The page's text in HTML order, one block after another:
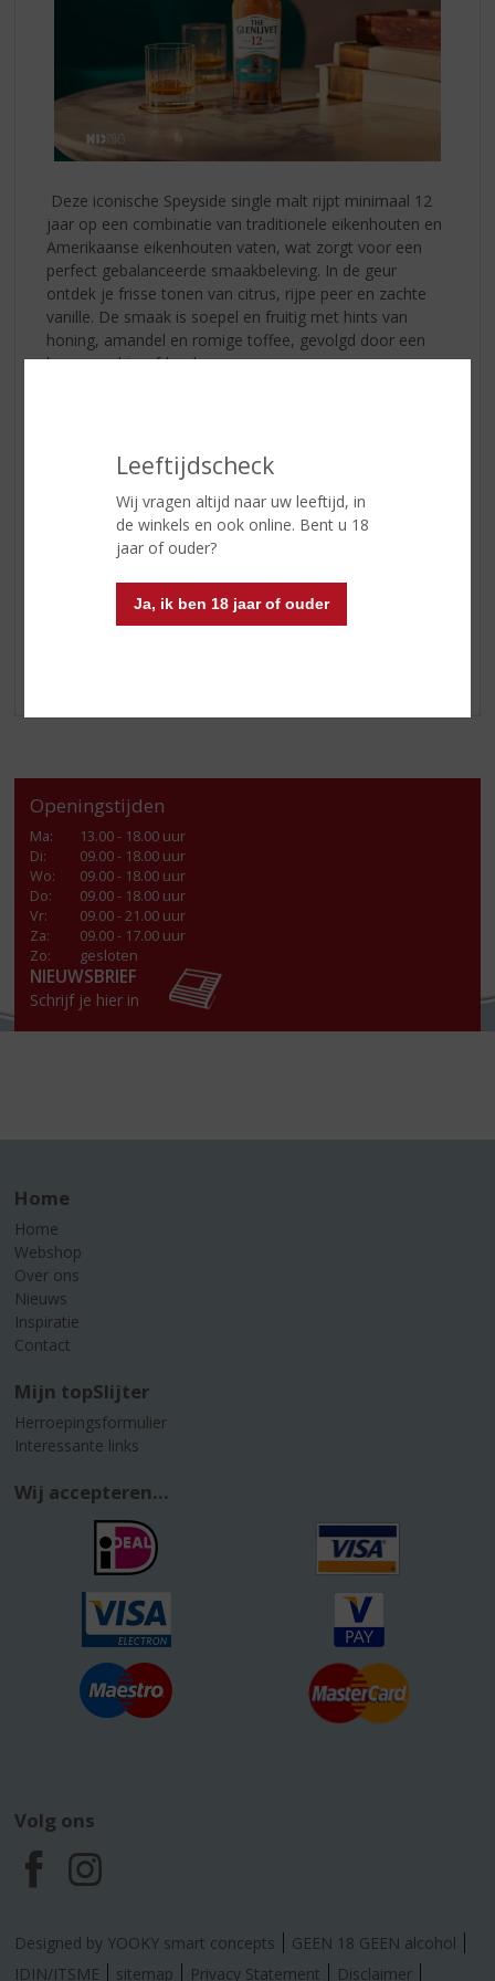
Leeftijdscheck
Wij vragen altijd naar uw leeftijd, in
de winkels en ook online. Bent u 18
jaar of ouder?
Ja, ik ben 18 jaar of ouder
Deze iconische Speyside single malt rijpt minimaal 12
jaar op een combinatie van traditionele eikenhouten en
Amerikaanse eikenhouten vaten, wat zorgt voor een
perfect gebalanceerde smaakbeleving. In de geur
ontdek je frisse tonen van citrus, rijpe peer en zachte
vanille. De smaak is soepel en fruitig met hints van
honing, amandel en romige toffee, gevolgd door een
lange, zachte afdronk.
juist als stijlvol cadeau. Serveer puur, met een druppel
water of in een verfijnde whiskycocktail en ontdek
waarom deze single malt wereldwijd zo geliefd is.
Openingstijden
Ma:
13.00 - 18.00 uur
Di:
09.00 - 18.00 uur
Wo:
09.00 - 18.00 uur
Do:
09.00 - 18.00 uur
Vr:
09.00 - 21.00 uur
Za:
09.00 - 17.00 uur
Zo:
gesloten
NIEUWSBRIEF
Schrijf je hier in
Home
Home
Webshop
Over ons
Nieuws
Inspiratie
Contact
Mijn topSlijter
Herroepingsformulier
Interessante links
Wij accepteren...
Volg ons
F
a
I
n
Designed by YOOKY smart concepts
GEEN 18 GEEN alcohol
IDIN/ITSME
sitemap Privacy Statement Disclaimer